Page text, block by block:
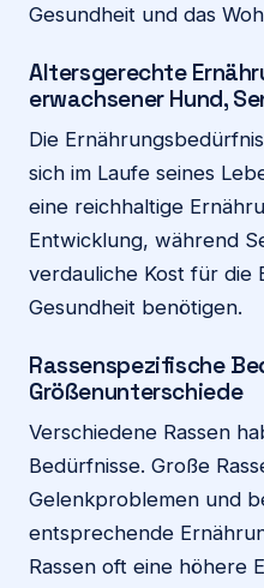
Gesundheit und das
Altersgerechte
erwachsener Hund,
Die
sich im Laufe seines
eine reichhaltige
Entwicklung, während
verdauliche Kost für die
Gesundheit benötigen.
Rassenspezifische
Größenunterschiede
Verschiedene Rassen
Bedürfnisse. Große
Gelenkproblemen und
entsprechende
Rassen oft eine höhere